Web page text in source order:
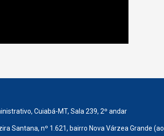
Cuiabá-MT, Sala 239, 2º andar
Santana, nº 1.621, bairro Nova Várzea Grande (ao